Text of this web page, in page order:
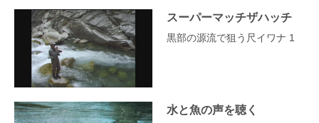
スーパーマッチザハッチ
黒部の源流で狙う尺イワナ 1
水と魚の声を聴く